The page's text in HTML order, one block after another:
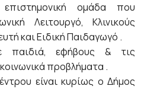
ομάδα που
Λειτουργό, Κλινικούς
και Ειδική Παιδαγωγό .
παιδιά, εφήβους & τις
προβλήματα .
είναι κυρίως ο Δήμος